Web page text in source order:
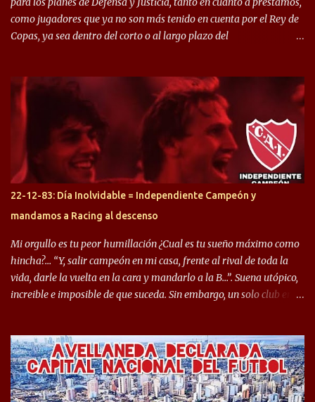
como jugadores que ya no son más tenido en cuenta por el Rey de
Copas, ya sea dentro del corto o al largo plazo del
Halcón de Varela, como lo es Brian Romero, quien paso a
préstamo allí durante el último mercado de pases y ha rendido de
gran manera, convirtiendo goles importantes, sobre todo en la
copa sudamericana. Pero no sucedió lo mismo en cuanto al
rendimiento que ha producido en el Rojo. Pasando a jugadores que
jugaron en Defensa y ahora están en el rojo, tenemos a la dupla
Gastón Togni y Domingo Blanco, donde ambos explotaron
futbolísticamente hablando en el equipo de Varela, donde, por
ejemplo, el caso de Mingo llego a ser tenido en cuenta para el
Seleccionado Argentino, rendimiento que aún no ha logrado
mostrar en Independiente. En e...
22-12-83: Día Inolvidable = Independiente Campeón y
mandamos a Racing al descenso
Mi orgullo es tu peor humillación ¿Cual es tu sueño máximo como
hincha?… “Y, salir campeón en mi casa, frente al rival de toda la
vida, darle la vuelta en la cara y mandarlo a la B…”. Suena utópico,
increible e imposible de que suceda. Sin embargo, un solo club en el
campeonato del '83 año consagratorio para el Rojo y, por el otro, el
haber mandado al descenso a su eterno rival. 22 de diciembre de
1983 es una fecha que pocos hinchas de Independiente pueden
dejar en el olvido. Es que ese día, el "Rojo" derrotó a Racing por 2 a